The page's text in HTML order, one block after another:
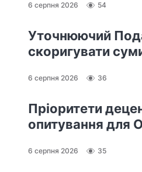
6 серпня 2026 54
Уточнюючий
скоригувати
6 серпня 2026 36
Пріоритети
опитування для
6 серпня 2026 35